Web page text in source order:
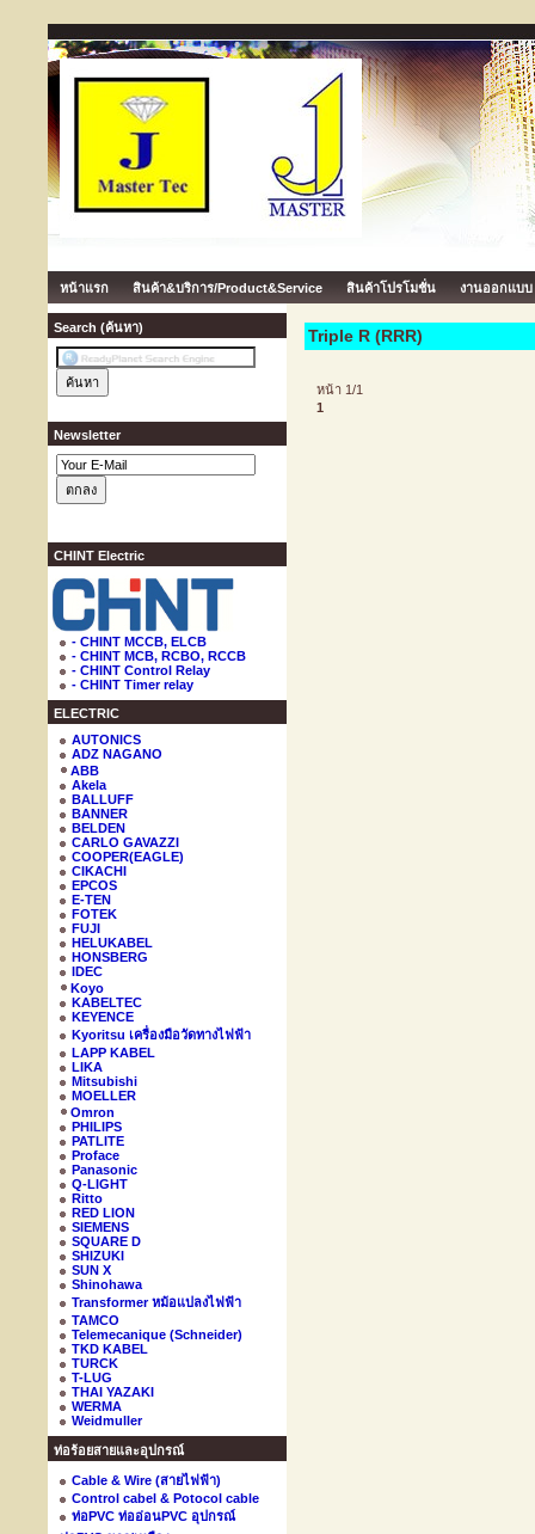
หน้าแรก สินค้า&บริการ/Product&Service สินค้าโปรโมชั่น งานออกแบบ
Search (ค้นหา)
Newsletter
CHINT Electric
- CHINT MCCB, ELCB
- CHINT MCB, RCBO, RCCB
- CHINT Control Relay
- CHINT Timer relay
ELECTRIC
AUTONICS
ADZ NAGANO
ABB
Akela
BALLUFF
BANNER
BELDEN
CARLO GAVAZZI
COOPER(EAGLE)
CIKACHI
EPCOS
E-TEN
FOTEK
FUJI
HELUKABEL
HONSBERG
IDEC
Koyo
KABELTEC
KEYENCE
Kyoritsu เครื่องมือวัดทางไฟฟ้า
LAPP KABEL
LIKA
Mitsubishi
MOELLER
Omron
PHILIPS
PATLITE
Proface
Panasonic
Q-LIGHT
Ritto
RED LION
SIEMENS
SQUARE D
SHIZUKI
SUN X
Shinohawa
Transformer หม้อแปลงไฟฟ้า
TAMCO
Telemecanique (Schneider)
TKD KABEL
TURCK
T-LUG
THAI YAZAKI
WERMA
Weidmuller
ท่อร้อยสายและอุปกรณ์
Cable & Wire (สายไฟฟ้า)
Control cabel & Potocol cable
ท่อPVC ท่ออ่อนPVC อุปกรณ์
Triple R (RRR)
หน้า 1/1
1